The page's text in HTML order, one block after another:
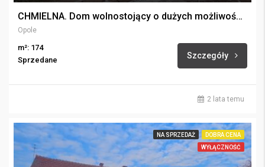
CHMIELNA. Dom wolnostojący o dużych możliwościach przeznaczenia.
Opole
m²: 174
Sprzedane
Szczegóły
2 lata temu
NA SPRZEDAŻ
DOBRA CENA
WYŁĄCZNOŚĆ